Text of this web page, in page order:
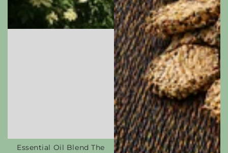
Essential Oil Blend The